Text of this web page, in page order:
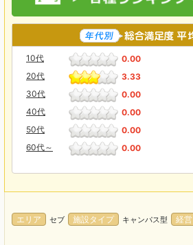
10代
0.00
20代
3.33
30代
0.00
40代
0.00
50代
0.00
60代～
0.00
エリア セブ 施設タイプ キャンパス型 経営